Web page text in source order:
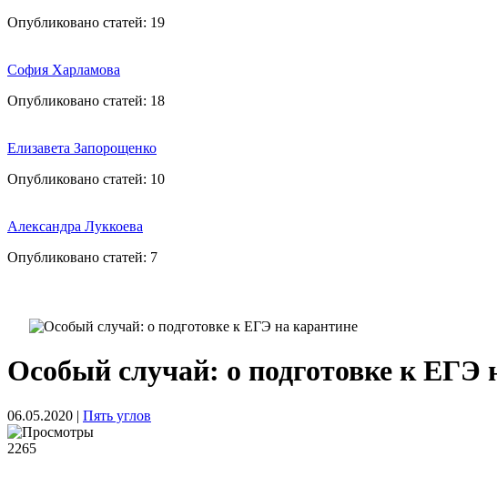
Опубликовано статей: 19
София Харламова
Опубликовано статей: 18
Елизавета Запорощенко
Опубликовано статей: 10
Александра Луккоева
Опубликовано статей: 7
Особый случай: о подготовке к ЕГЭ
06.05.2020 | Пять углов
2265